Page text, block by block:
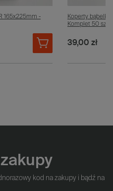
165x225mm -
Koperty
Komplet 50 szt.
39,00 zł
kod na zakupy i bądź na